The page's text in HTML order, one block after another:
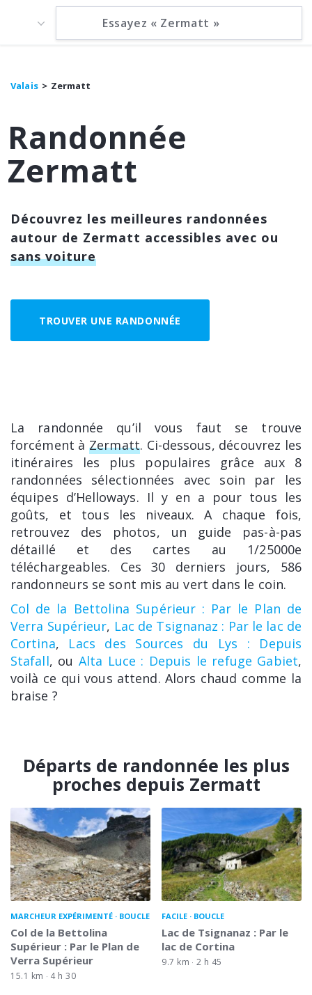
Valais Zermatt
Randonnée
Zermatt
Découvrez les meilleures randonnées
autour de Zermatt accessibles avec ou
sans voiture
TROUVER UNE RANDONNÉE
La randonnée qu’il vous faut se trouve
forcément àZermatt. Ci-dessous, découvrez les
itinéraires les plus populaires grâce aux 8
randonnées sélectionnées avec soin par les
équipes d’Helloways. Il y en a pour tous les
goûts, et tous les niveaux. A chaque fois,
retrouvez des photos, un guide pas-à-pas
détaillé et des cartes au 1/25000e
téléchargeables. Ces 30 derniers jours, 586
randonneurs se sont mis au vert dans le coin.
Col de la Bettolina Supérieur : Par le Plan de
Verra Supérieur, Lac de Tsignanaz : Par le lac de
Cortina, Lacs des Sources du Lys : Depuis
Stafall, ou Alta Luce : Depuis le refuge Gabiet,
voilà ce qui vous attend. Alors chaud comme la
braise ?
Départs de randonnée les plus
proches depuis Zermatt
MARCHEUR EXPÉRIMENTÉ BOUCLE
Col de la Bettolina
Supérieur : Par le Plan de
Verra Supérieur
15.1 km 4 h 30
FACILE BOUCLE
Lac de Tsignanaz : Par le
lac de Cortina
9.7 km 2 h 45